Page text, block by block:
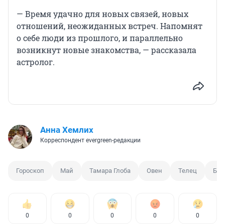
— Время удачно для новых связей, новых
отношений, неожиданных встреч. Напомнят
о себе люди из прошлого, и параллельно
возникнут новые знакомства, — рассказала
астролог.
Анна Хемлих
Корреспондент evergreen-редакции
Гороскоп Май Тамара Глоба Овен Телец
0 0 0 0 0